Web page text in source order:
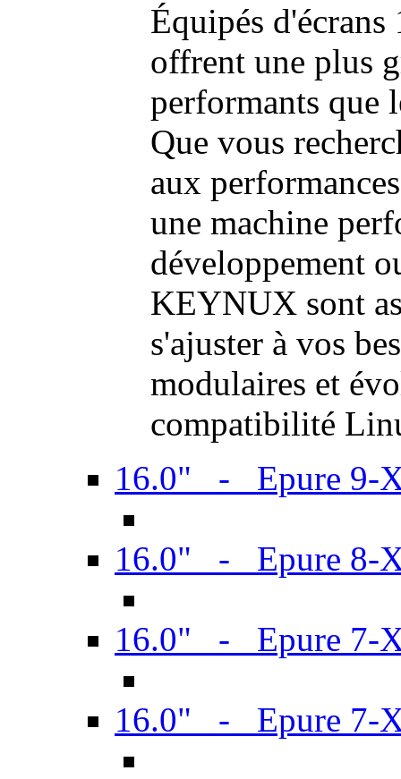
Équipés
offrent une plus
performants que
Que vous
aux
une machine
développement
KEYNUX sont
s'ajuster à vos
modulaires et
compatibilité
16.0" - Epure 9-
16.0" - Epure 8-
16.0" - Epure 7-
16.0" - Epure 7-